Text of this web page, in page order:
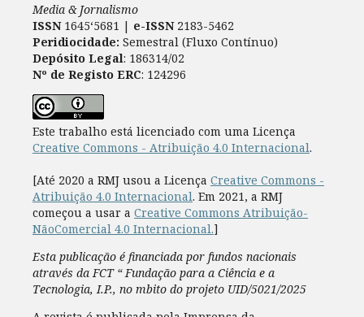
Media & Jornalismo
ISSN 1645‘5681 | e-ISSN2183-5462
Peridiocidade: Semestral (Fluxo Contínuo)
Depósito Legal: 186314/02
Nº de Registo ERC: 124296
Este trabalho está licenciado com uma Licença
Creative Commons - Atribuição 4.0 Internacional.
[Até 2020 a RMJ usou a Licença Creative Commons -
Atribuição 4.0 Internacional. Em 2021, a RMJ
começou a usar a Creative Commons Atribuição-
NãoComercial 4.0 Internacional.]
Esta publicação é financiada por fundos nacionais
através da FCT “ Fundação para a Ciência e a
Tecnologia, I.P., no mbito do projeto UID/5021/2025